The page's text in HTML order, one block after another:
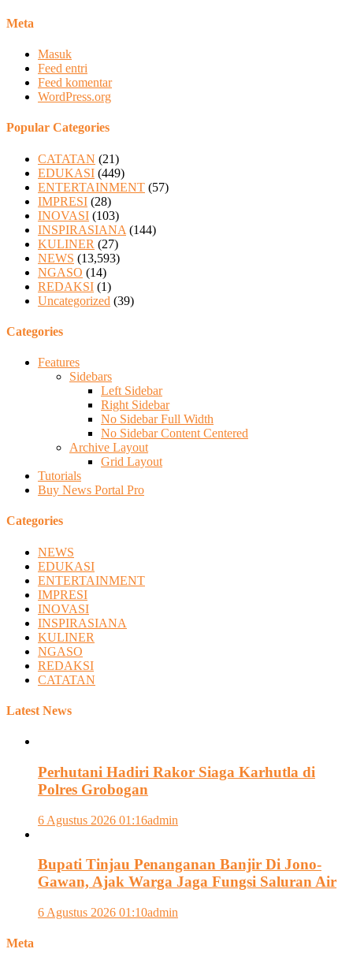
Meta
Masuk
Feed entri
Feed komentar
WordPress.org
Popular Categories
CATATAN (21)
EDUKASI (449)
ENTERTAINMENT (57)
IMPRESI (28)
INOVASI (103)
INSPIRASIANA (144)
KULINER (27)
NEWS (13,593)
NGASO (14)
REDAKSI (1)
Uncategorized (39)
Categories
Features
Sidebars
Left Sidebar
Right Sidebar
No Sidebar Full Width
No Sidebar Content Centered
Archive Layout
Grid Layout
Tutorials
Buy News Portal Pro
Categories
NEWS
EDUKASI
ENTERTAINMENT
IMPRESI
INOVASI
INSPIRASIANA
KULINER
NGASO
REDAKSI
CATATAN
Latest News
Perhutani Hadiri Rakor Siaga Karhutla di
Polres Grobogan
6 Agustus 2026 01:16admin
Bupati Tinjau Penanganan Banjir Di Jono-
Gawan, Ajak Warga Jaga Fungsi Saluran Air
6 Agustus 2026 01:10admin
Meta